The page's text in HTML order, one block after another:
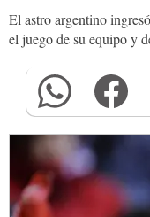
El astro argentino
el juego de su equipo y